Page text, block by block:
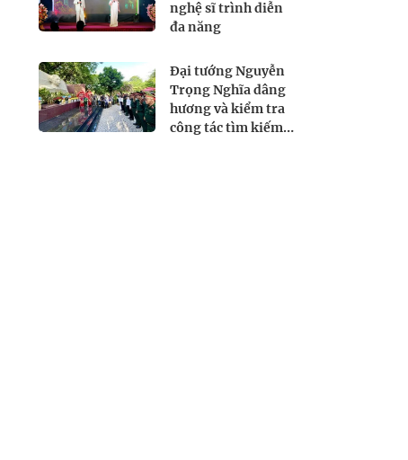
nghệ sĩ trình diễn
đa năng
Đại tướng Nguyễn
Trọng Nghĩa dâng
hương và kiểm tra
công tác tìm kiếm,